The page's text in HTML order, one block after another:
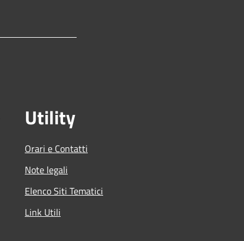
Utility
Orari e Contatti
Note legali
Elenco Siti Tematici
Link Utili